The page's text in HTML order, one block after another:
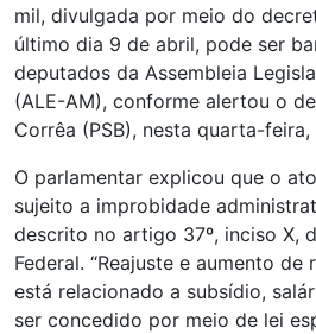
mil, divulgada por meio do
último dia 9 de abril, pode ser
deputados da Assembleia
(ALE-AM), conforme alertou o
Corrêa (PSB), nesta quarta-feira,
O parlamentar explicou que o
sujeito a improbidade
descrito no artigo 37º, inciso X,
Federal. “Reajuste e aumento de
está relacionado a subsídio,
ser concedido por meio de lei